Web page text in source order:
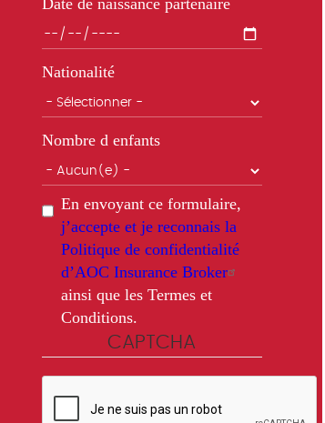
Date de naissance partenaire
Nationalité
Nombre d enfants
En envoyant ce formulaire,
j’accepte et je reconnais la
Politique de confidentialité
d’AOC Insurance Broker
ainsi que les Termes et
Conditions.
CAPTCHA